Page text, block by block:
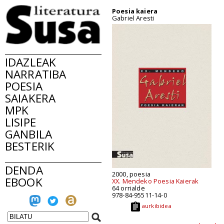
IDAZLEAK
NARRATIBA
POESIA
SAIAKERA
MPK
LISIPE
GANBILA
BESTERIK
DENDA
EBOOK
Poesia kaiera
Gabriel Aresti
2000, poesia
XX. Mendeko Poesia Kaierak
64 orrialde
978-84-95511-14-0
aurkibidea